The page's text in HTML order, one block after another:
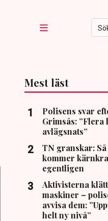
Mest läst
Polisens svar
Grimsås:
avlägsnats”
TN granskar:
kommer
egentligen
Aktivisterna
maskiner –
avvisa dem:
helt ny nivå”